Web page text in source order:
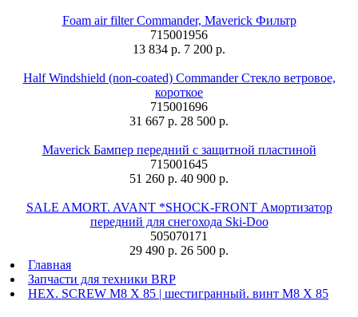
Foam air filter Commander, Maverick Фильтр
715001956
13 834 р. 7 200 р.
Half Windshield (non-coated) Commander Стекло ветровое,
короткое
715001696
31 667 р. 28 500 р.
Maverick Бампер передний с защитной пластиной
715001645
51 260 р. 40 900 р.
SALE AMORT. AVANT *SHOCK-FRONT Амортизатор
передний для снегохода Ski-Doo
505070171
29 490 р. 26 500 р.
Главная
Запчасти для техники BRP
HEX. SCREW M8 X 85 | шестигранный. винт M8 X 85